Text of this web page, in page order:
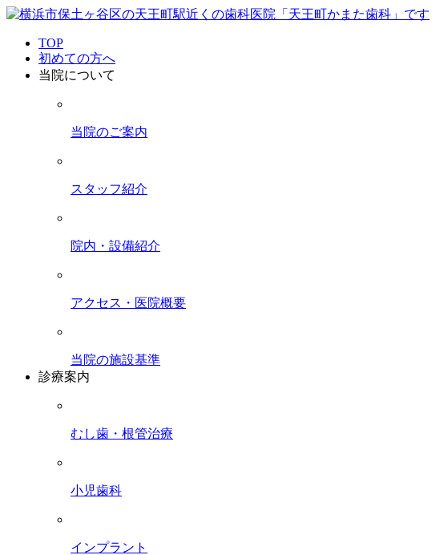
TOP
初めての方へ
当院について
当院のご案内
スタッフ紹介
院内・設備紹介
アクセス・医院概要
当院の施設基準
診療案内
むし歯・根管治療
小児歯科
インプラント